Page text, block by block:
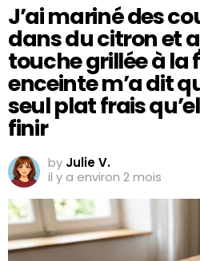
J’ai mariné des
dans du citron et
touche grillée à la
enceinte m’a dit
seul plat frais
finir
by Julie V.
il y a environ 2 mois